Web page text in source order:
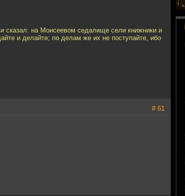
сказал: на Моисеевом седалище сели книжники и
и делайте; по делам же их не поступайте, ибо
# 61